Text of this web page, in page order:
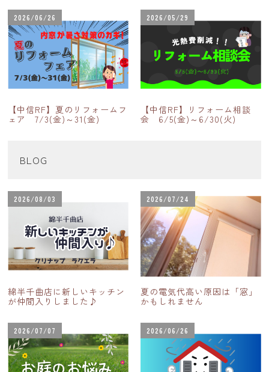
2026/06/26
【中信RF】夏のリフォームフ
ェア 7/3(金)～31(金)
2026/05/29
【中信RF】リフォーム相談
会 6/5(金)～6/30(火)
BLOG
2026/08/03
綿半千曲店に新しいキッチン
が仲間入りしました♪
2026/07/24
夏の電気代高い原因は「窓」
かもしれません
2026/07/07 2026/06/26